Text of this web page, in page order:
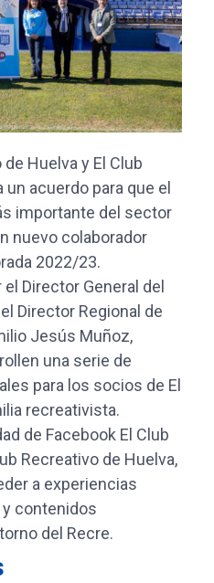
Huelva y El Club
acuerdo para que el
importante del sector
nuevo colaborador
2022/23.
Director General del
Director Regional de
Jesús Muñoz,
una serie de
para los socios de El
recreativista.
de Facebook El Club
Recreativo de Huelva,
a experiencias
contenidos
del Recre.